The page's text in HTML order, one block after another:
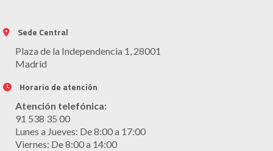
Sede Central
Plaza de la Independencia 1, 28001
Madrid
Horario de atención
Atención telefónica:
91 538 35 00
Lunes a Jueves: De 8:00 a 17:00
Viernes: De 8:00 a 14:00